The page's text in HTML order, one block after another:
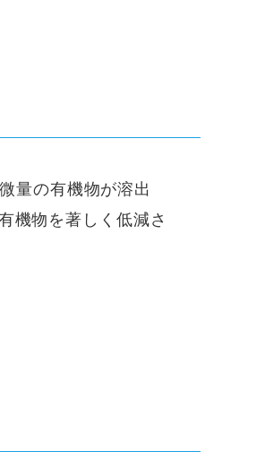
量の有機物が溶出
機物を著しく低減さ